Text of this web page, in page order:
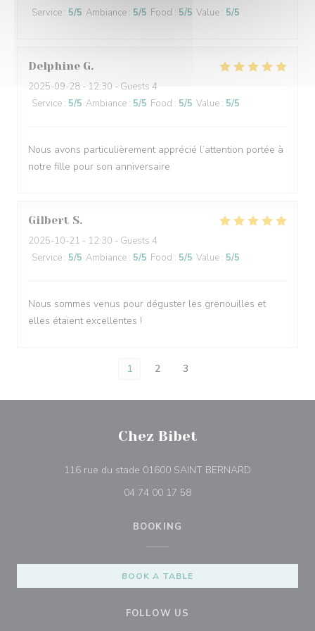
Service : 5/5 Ambiance : 5/5 Food : 5/5 Value : 5/5
Delphine G
2025-09-28 - 12:30 - Guests 4
Service : 5/5 Ambiance : 5/5 Food : 5/5 Value : 5/5
Nous avons particulièrement apprécié l’attention portée à
notre fille pour son anniversaire
Gilbert S
2025-10-21 - 12:30 - Guests 4
Service : 5/5 Ambiance : 5/5 Food : 5/5 Value : 5/5
Nous sommes venus pour déguster les grenouilles et
elles étaient excellentes !
1 2 3
Chez Bibet
116 rue du stade 01600 SAINT BERNARD
04 74 00 17 58
BOOKING
BOOK A TABLE
FOLLOW US